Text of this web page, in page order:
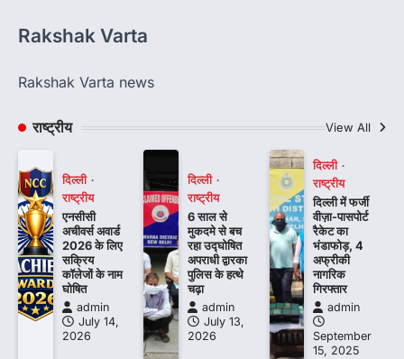
Rakshak Varta
Rakshak Varta news
राष्ट्रीय View All
दिल्ली
राष्ट्रीय
एनसीसी
अचीवर्स अवार्ड
2026 के लिए
सक्रिय
कॉलेजों के नाम
घोषित
admin
July 14,
2026
दिल्ली
राष्ट्रीय
6 साल से
मुकदमे से बच
रहा उद्घोषित
अपराधी द्वारका
पुलिस के हत्थे
चढ़ा
admin
July 13,
2026
दिल्ली
राष्ट्रीय
दिल्ली में फर्जी
वीज़ा-पासपोर्ट
रैकेट का
भंडाफोड़, 4
अफ्रीकी
नागरिक
गिरफ्तार
admin
September
15, 2025